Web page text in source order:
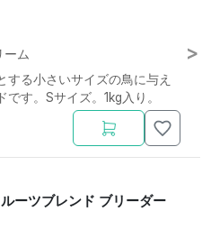
ーム
する小さいサイズの鳥に与え
す。Sサイズ。1kg入り。
ーツブレンド ブリーダー